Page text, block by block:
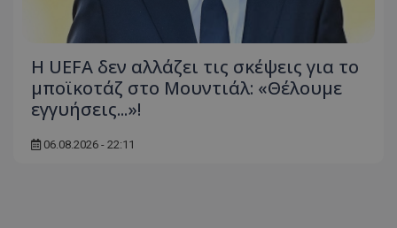
Η UEFA δεν αλλάζει τις σκέψεις για το
μποϊκοτάζ στο Μουντιάλ: «Θέλουμε
εγγυήσεις...»!
06.08.2026 - 22:11